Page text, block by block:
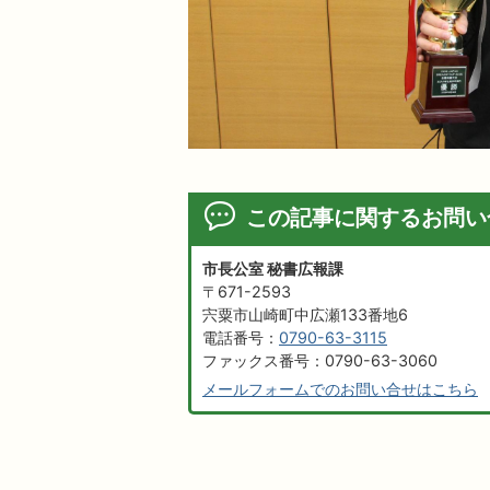
この記事に関するお問
市長公室 秘書広報課
〒671-2593
宍粟市山崎町中広瀬133番地6
電話番号： 0790-63-3115
ファックス番号：0790-63-3060
メールフォームでのお問い合せはこちら